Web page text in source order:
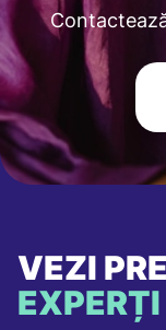
VEZI